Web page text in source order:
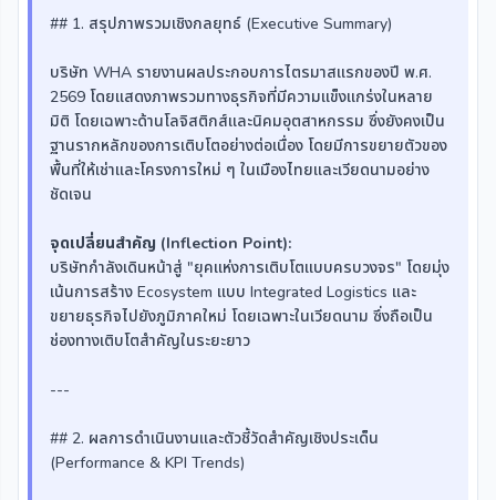
## 1. สรุปภาพรวมเชิงกลยุทธ์ (Executive Summary)
บริษัท WHA รายงานผลประกอบการไตรมาสแรกของปี พ.ศ.
2569 โดยแสดงภาพรวมทางธุรกิจที่มีความแข็งแกร่งในหลาย
มิติ โดยเฉพาะด้านโลจิสติกส์และนิคมอุตสาหกรรม ซึ่งยังคงเป็น
ฐานรากหลักของการเติบโตอย่างต่อเนื่อง โดยมีการขยายตัวของ
พื้นที่ให้เช่าและโครงการใหม่ ๆ ในเมืองไทยและเวียดนามอย่าง
ชัดเจน
จุดเปลี่ยนสำคัญ (Inflection Point):
บริษัทกำลังเดินหน้าสู่ "ยุคแห่งการเติบโตแบบครบวงจร" โดยมุ่ง
เน้นการสร้าง Ecosystem แบบ Integrated Logistics และ
ขยายธุรกิจไปยังภูมิภาคใหม่ โดยเฉพาะในเวียดนาม ซึ่งถือเป็น
ช่องทางเติบโตสำคัญในระยะยาว
---
## 2. ผลการดำเนินงานและตัวชี้วัดสำคัญเชิงประเด็น
(Performance & KPI Trends)